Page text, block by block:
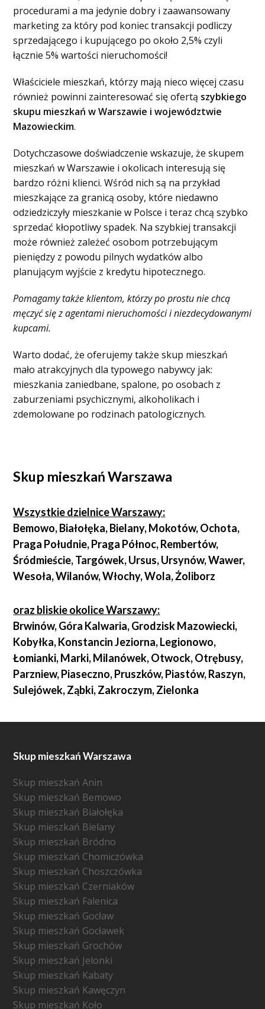
procedurami a ma jedynie dobry i zaawansowany
marketing za który pod koniec transakcji podliczy
sprzedającego i kupującego po około 2,5% czyli
łącznie 5% wartości nieruchomości!
Właściciele mieszkań, którzy mają nieco więcej czasu
również powinni zainteresować się ofertą szybkiego
skupu mieszkań w Warszawie i województwie
Mazowieckim.
Dotychczasowe doświadczenie wskazuje, że skupem
mieszkań w Warszawie i okolicach interesują się
bardzo różni klienci. Wśród nich są na przykład
mieszkające za granicą osoby, które niedawno
odziedziczyły mieszkanie w Polsce i teraz chcą szybko
sprzedać kłopotliwy spadek. Na szybkiej transakcji
może również zależeć osobom potrzebującym
pieniędzy z powodu pilnych wydatków albo
planującym wyjście z kredytu hipotecznego.
Pomagamy także klientom, którzy po prostu nie chcą
męczyć się z agentami nieruchomości i niezdecydowanymi
kupcami.
Warto dodać, że oferujemy także skup mieszkań
mało atrakcyjnych dla typowego nabywcy jak:
mieszkania zaniedbane, spalone, po osobach z
zaburzeniami psychicznymi, alkoholikach i
zdemolowane po rodzinach patologicznych.
Skup mieszkań Warszawa
Wszystkie dzielnice Warszawy:
Bemowo, Białołęka, Bielany, Mokotów, Ochota,
Praga Południe, Praga Północ, Rembertów,
Śródmieście, Targówek, Ursus, Ursynów, Wawer,
Wesoła, Wilanów, Włochy, Wola, Żoliborz
oraz bliskie okolice Warszawy:
Brwinów, Góra Kalwaria, Grodzisk Mazowiecki,
Kobyłka, Konstancin Jeziorna, Legionowo,
Łomianki, Marki, Milanówek, Otwock, Otrębusy,
Parzniew, Piaseczno, Pruszków, Piastów, Raszyn,
Sulejówek, Ząbki, Zakroczym, Zielonka
Skup mieszkań Warszawa
Skup mieszkań Anin
Skup mieszkań Bemowo
Skup mieszkań Białołęka
Skup mieszkań Bielany
Skup mieszkań Bródno
Skup mieszkań Chomiczówka
Skup mieszkań Choszczówka
Skup mieszkań Czerniaków
Skup mieszkań Falenica
Skup mieszkań Gocław
Skup mieszkań Gocławek
Skup mieszkań Grochów
Skup mieszkań Jelonki
Skup mieszkań Kabaty
Skup mieszkań Kawęczyn
Skup mieszkań Koło